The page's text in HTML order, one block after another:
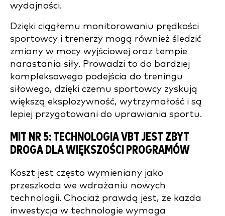
wydajności.
Dzięki ciągłemu monitorowaniu prędkości
sportowcy i trenerzy mogą również śledzić
zmiany w mocy wyjściowej oraz tempie
narastania siły. Prowadzi to do bardziej
kompleksowego podejścia do treningu
siłowego, dzięki czemu sportowcy zyskują
większą eksplozywność, wytrzymałość i są
lepiej przygotowani do uprawiania sportu.
MIT NR 5: TECHNOLOGIA VBT JEST ZBYT
DROGA DLA WIĘKSZOŚCI PROGRAMÓW
Koszt jest często wymieniany jako
przeszkoda we wdrażaniu nowych
technologii. Chociaż prawdą jest, że każda
inwestycja w technologie wymaga